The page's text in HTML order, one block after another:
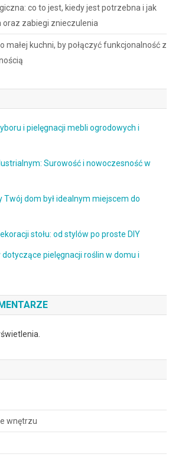
co to jest, kiedy jest potrzebna i jak
oraz zabiegi znieczulenia
małej kuchni, by połączyć funkcjonalność z
i pielęgnacji mebli ogrodowych i
Surowość i nowoczesność w
Twój dom był idealnym miejscem do
stołu: od stylów po proste DIY
pielęgnacji roślin w domu i
wnętrzu